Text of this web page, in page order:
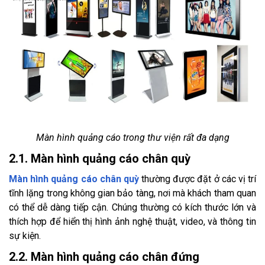
Màn hình quảng cáo trong thư viện rất đa dạng
2.1. Màn hình quảng cáo chân quỳ
Màn hình quảng cáo chân quỳthường được đặt ở các vị trí
tĩnh lặng trong không gian bảo tàng, nơi mà khách tham quan
có thể dễ dàng tiếp cận. Chúng thường có kích thước lớn và
thích hợp để hiển thị hình ảnh nghệ thuật, video, và thông tin
sự kiện.
2.2. Màn hình quảng cáo chân đứng